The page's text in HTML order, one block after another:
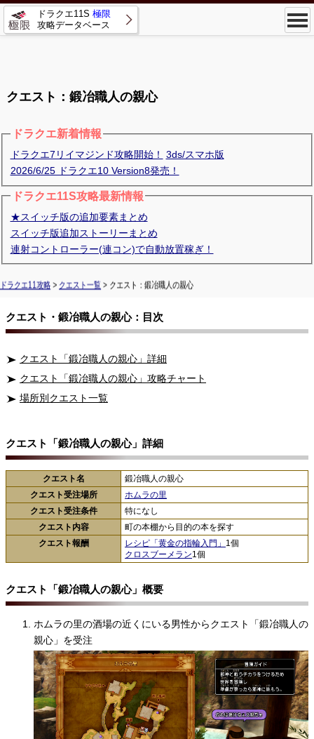
ドラクエ11S 極限
攻略データベース
クエスト：鍛冶職人の親心
ドラクエ新着情報
ドラクエ7リイマジンド攻略開始！
3ds/スマホ版
2026/6/25 ドラクエ10 Version8発売！
ドラクエ11S攻略最新情報
★スイッチ版の追加要素まとめ
スイッチ版追加ストーリーまとめ
連射コントローラー(連コン)で自動放置稼ぎ！
ドラクエ11攻略 > クエスト一覧 > クエスト：鍛冶職人の親心
クエスト・鍛冶職人の親心：目次
クエスト「鍛冶職人の親心」詳細
クエスト「鍛冶職人の親心」攻略チャート
場所別クエスト一覧
クエスト「鍛冶職人の親心」詳細
クエスト名
鍛冶職人の親心
クエスト受注場所
ホムラの里
クエスト受注条件
特になし
クエスト内容
町の本棚から目的の本を探す
クエスト報酬
レシピ「黄金の指輪入門」 1個
クロスブーメラン1個
クエスト「鍛冶職人の親心」概要
ホムラの里の酒場の近くにいる男性からクエスト「鍛冶職人の
親心」を受注